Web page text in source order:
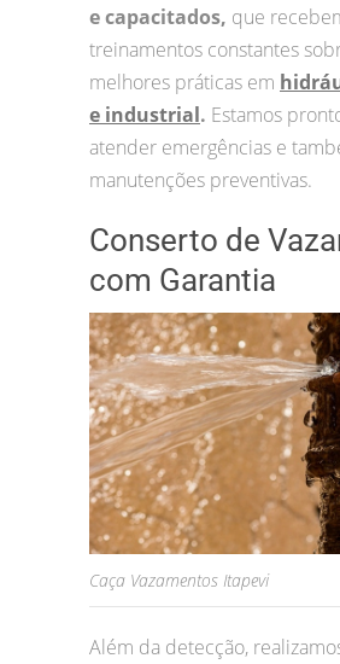
e capacitados, que
treinamentos constantes
melhores práticas em
e industrial. Estamos
atender emergências e
manutenções preventivas.
Conserto de
com Garantia
Caça Vazamentos Itapevi
Além da detecção,